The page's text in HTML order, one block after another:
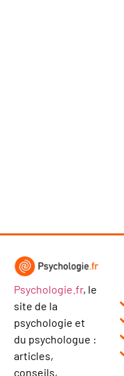
Psychologie.fr, le
site de la
psychologie et
du psychologue :
articles,
conseils,